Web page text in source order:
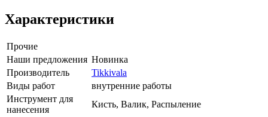
Характеристики
Прочие
Наши предложения Новинка
Производитель
Tikkivala
Виды работ
внутренние работы
Инструмент для
нанесения
Кисть, Валик, Распыление